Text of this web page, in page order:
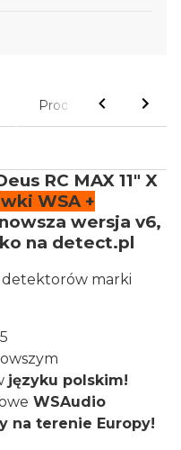
Produkty powiązane
RC MAX 11" X
WSA +
wersja v6,
na detect.pl
marki
języku polskim!
WSAudio
na terenie Europy!